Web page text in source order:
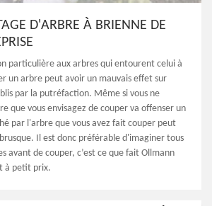
D'ARBRE À BRIENNE DE
particulière aux arbres qui entourent celui à
un arbre peut avoir un mauvais effet sur
par la putréfaction. Même si vous ne
que vous envisagez de couper va offenser un
par l'arbre que vous avez fait couper peut
Il est donc préférable d'imaginer tous
avant de couper, c’est ce que fait Ollmann
à petit prix.